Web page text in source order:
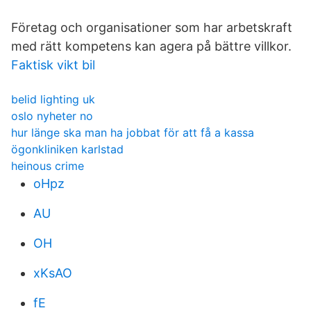
Företag och organisationer som har arbetskraft
med rätt kompetens kan agera på bättre villkor.
Faktisk vikt bil
belid lighting uk
oslo nyheter no
hur länge ska man ha jobbat för att få a kassa
ögonkliniken karlstad
heinous crime
oHpz
AU
OH
xKsAO
fE